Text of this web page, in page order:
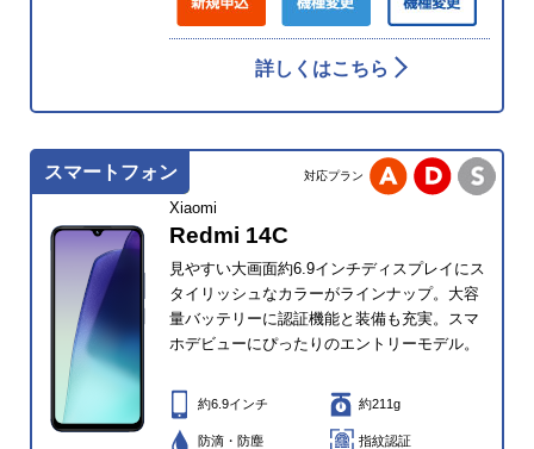
詳しくはこちら
スマートフォン 対応プラン
Xiaomi
Redmi 14C
見やすい大画面約6.9インチディスプレイにス
タイリッシュなカラーがラインナップ。大容
量バッテリーに認証機能と装備も充実。スマ
ホデビューにぴったりのエントリーモデル。
約6.9インチ 約211g
防滴・防塵 指紋認証